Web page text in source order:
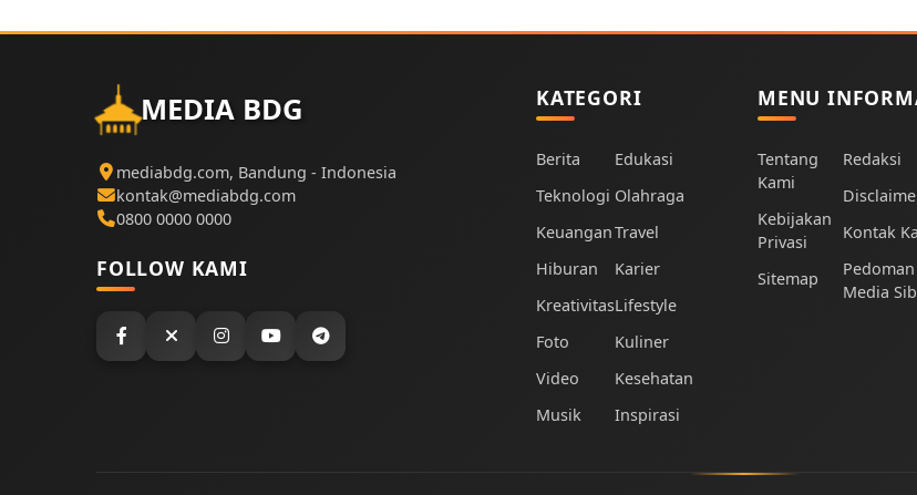
MEDIA BDG
mediabdg.com, Bandung - Indonesia
kontak@mediabdg.com
0800 0000 0000
FOLLOW KAMI
KATEGORI
Berita
Teknologi
Keuangan
Hiburan
Kreativitas
Foto
Video
Musik
Edukasi
Olahraga
Travel
Karier
Lifestyle
Kuliner
Kesehatan
Inspirasi
MENU
Tentang
Kami
Kebijakan
Privasi
Sitemap
Redaksi
Kontak
Pedoman
Media